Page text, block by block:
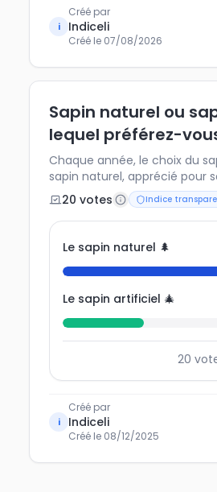
i
Créé par
Indiceli
Créé le 07/08/2026
Sapin naturel ou
lequel préférez-
Chaque année, le choix du
sapin naturel, apprécié pour
ou sapin artificiel, durable et
préférence et découvrez
Français. Un indice idéal
l’impact écologique perçu
20 votes Indice
Le sapin naturel 🌲
Le sapin artificiel 🎄
20
i
Créé par
Indiceli
Créé le 08/12/2025